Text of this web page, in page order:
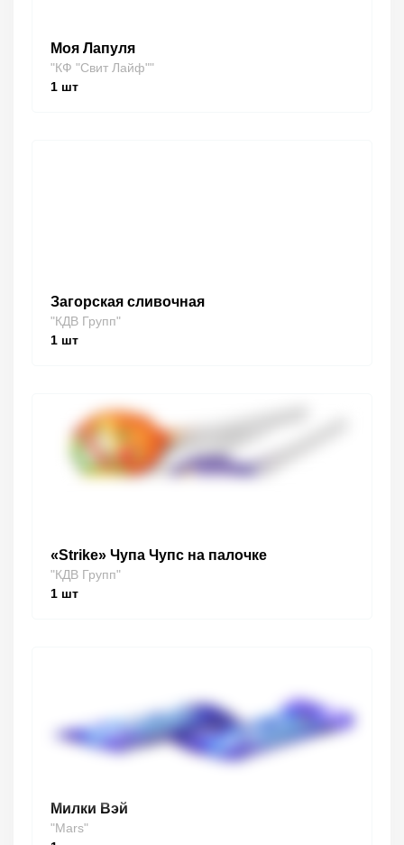
Моя Лапуля
"КФ "Свит Лайф""
1 шт
Загорская сливочная
"КДВ Групп"
1 шт
«Strike» Чупа Чупс на палочке
"КДВ Групп"
1 шт
Милки Вэй
"Mars"